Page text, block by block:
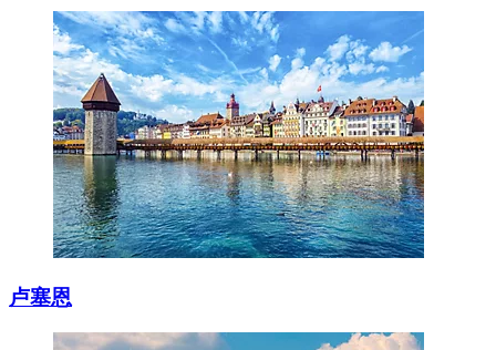
卢塞恩